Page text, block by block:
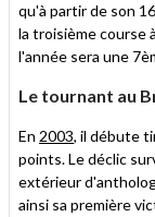
qu'à partir de son
la troisième course
l'année sera une
Le tournant au
En 2003, il débute
points. Le déclic
extérieur
ainsi sa première